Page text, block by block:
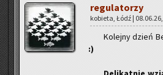
re­gu­la­to­rzy
ko­bie­ta, Łódź |
Ko­lej­ny dzień
:)